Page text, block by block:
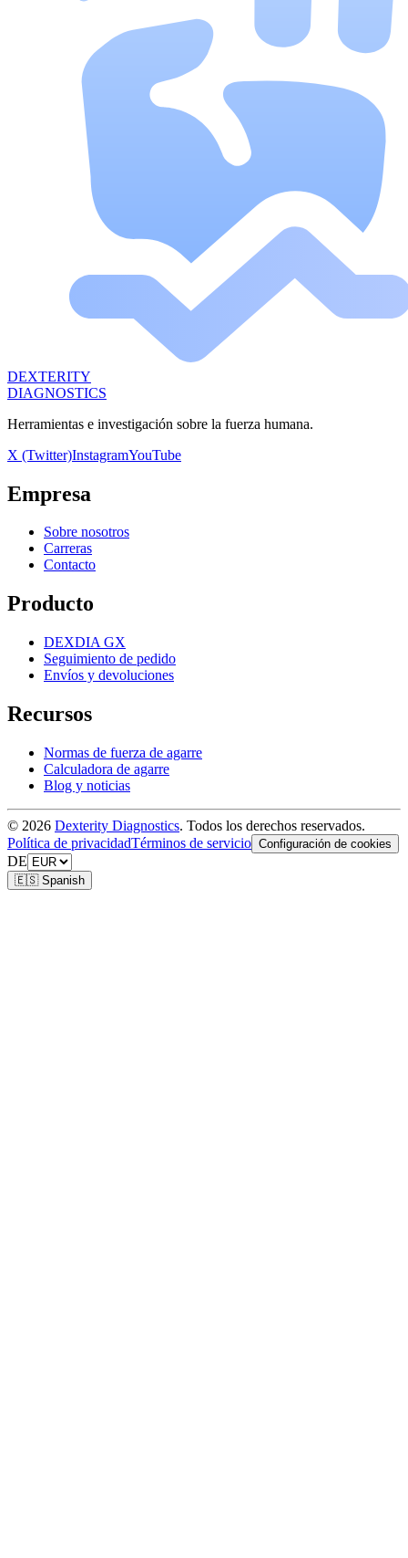
DEXTERITY
DIAGNOSTICS
Herramientas e investigación sobre la fuerza humana.
X (Twitter)InstagramYouTube
Empresa
Sobre nosotros
Carreras
Contacto
Producto
DEXDIA GX
Seguimiento de pedido
Envíos y devoluciones
Recursos
Normas de fuerza de agarre
Calculadora de agarre
Blog y noticias
© 2026 Dexterity Diagnostics. Todos los derechos reservados.
Política de privacidadTérminos de servicio Configuración de cookies
DE
🇪🇸 Spanish